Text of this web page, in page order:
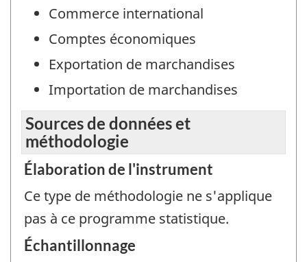
Commerce international
Comptes économiques
Exportation de marchandises
Importation de marchandises
Sources de données et
méthodologie
Élaboration de l'instrument
Ce type de méthodologie ne s'applique
pas à ce programme statistique.
Échantillonnage